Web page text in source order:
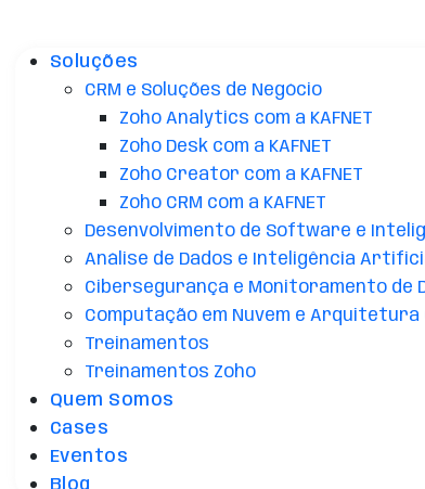
Soluções
CRM e Soluções de Negócio
Zoho Analytics com a KAFNET
Zoho Desk com a KAFNET
Zoho Creator com a KAFNET
Zoho CRM com a KAFNET
Desenvolvimento de Software e
Análise de Dados e Inteligência
Cibersegurança e Monitoramento de
Computação em Nuvem e Arquitetura
Treinamentos
Treinamentos Zoho
Quem Somos
Cases
Eventos
Blog